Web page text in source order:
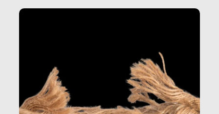
dietro gli oggetti e i servizi che fanno la nostra vita